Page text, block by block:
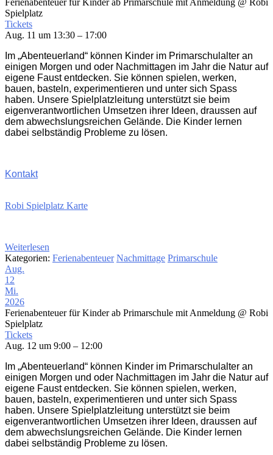
Spielplatz
Tickets
Aug. 11 um 13:30 – 17:00
Im „Abenteuerland“ können Kinder im Primarschulalter an
einigen Morgen und oder Nachmittagen im Jahr die Natur auf
eigene Faust entdecken. Sie können spielen, werken,
bauen, basteln, experimentieren und unter sich Spass
haben. Unsere Spielplatzleitung unterstützt sie beim
eigenverantwortlichen Umsetzen ihrer Ideen, draussen auf
dem abwechslungsreichen Gelände. Die Kinder lernen
dabei selbständig Probleme zu lösen.
Kontakt
Robi Spielplatz Karte
Weiterlesen
Kategorien: Ferienabenteuer Nachmittage Primarschule
Aug.
12
Mi.
2026
Ferienabenteuer für Kinder ab Primarschule mit Anmeldung @ Robi
Spielplatz
Tickets
Aug. 12 um 9:00 – 12:00
Im „Abenteuerland“ können Kinder im Primarschulalter an
einigen Morgen und oder Nachmittagen im Jahr die Natur auf
eigene Faust entdecken. Sie können spielen, werken,
bauen, basteln, experimentieren und unter sich Spass
haben. Unsere Spielplatzleitung unterstützt sie beim
eigenverantwortlichen Umsetzen ihrer Ideen, draussen auf
dem abwechslungsreichen Gelände. Die Kinder lernen
dabei selbständig Probleme zu lösen.